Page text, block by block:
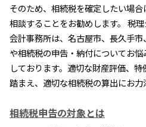
そのため、相続税を確定したい場合
相談することをお勧めします。 税
会計事務所は、名古屋市、長久手
や相続税の申告・納付についてお
しております。適切な財産評価、
踏まえ、適切な相続税の算出にお力
相続税申告の対象とは